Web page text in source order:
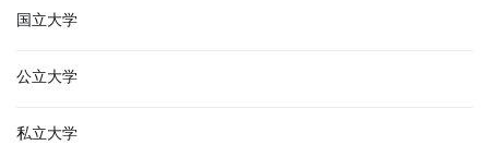
国立大学
公立大学
私立大学